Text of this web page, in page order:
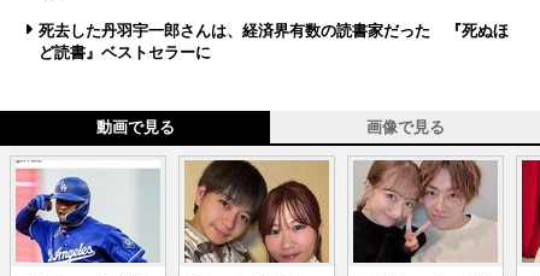
死去した丹羽宇一郎さんは、経済界有数の読書家だった 『死ぬほ
ど読書』ベストセラーに
動画で見る 画像で見る